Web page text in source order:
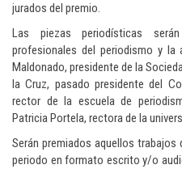
jurados del premio.
Las piezas periodísticas
profesionales del periodismo y la
Maldonado, presidente de la
la Cruz, pasado presidente del
rector de la escuela de
Patricia Portela, rectora de la
Serán premiados aquellos
periodo en formato escrito y/o